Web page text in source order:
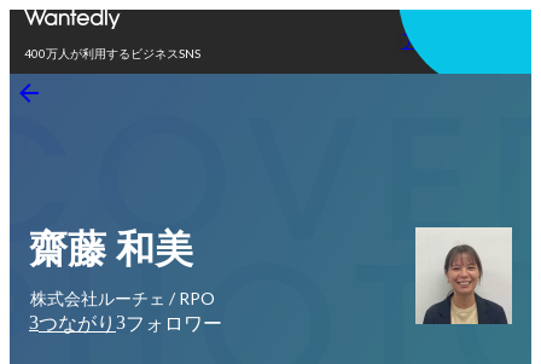
400万人が利用するビジネスSNS
アプリを使う
齋藤 和美
株式会社ルーチェ / RPO
3つながり 3フォロワー